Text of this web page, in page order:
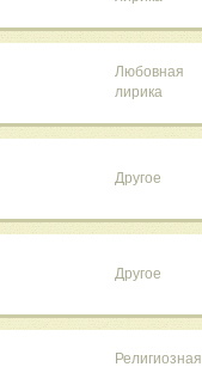
Любовная
лирика
Другое
Другое
Религиозная